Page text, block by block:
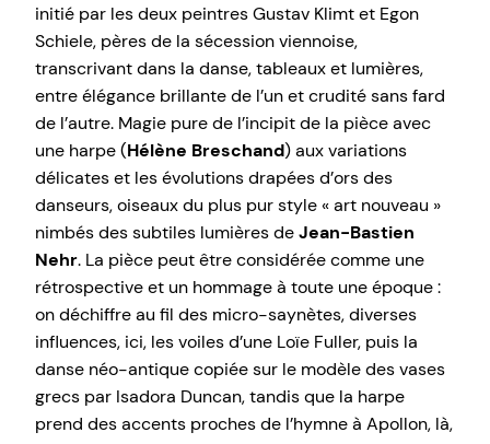
initié par les deux peintres Gustav Klimt et Egon
Schiele, pères de la sécession viennoise,
transcrivant dans la danse, tableaux et lumières,
entre élégance brillante de l’un et crudité sans fard
de l’autre. Magie pure de l’incipit de la pièce avec
une harpe (Hélène Breschand) aux variations
délicates et les évolutions drapées d’ors des
danseurs, oiseaux du plus pur style « art nouveau »
nimbés des subtiles lumières deJean-Bastien
Nehr. La pièce peut être considérée comme une
rétrospective et un hommage à toute une époque :
on déchiffre au fil des micro-saynètes, diverses
influences, ici, les voiles d’une Loïe Fuller, puis la
danse néo-antique copiée sur le modèle des vases
grecs par Isadora Duncan, tandis que la harpe
prend des accents proches de l’hymne à Apollon, là,